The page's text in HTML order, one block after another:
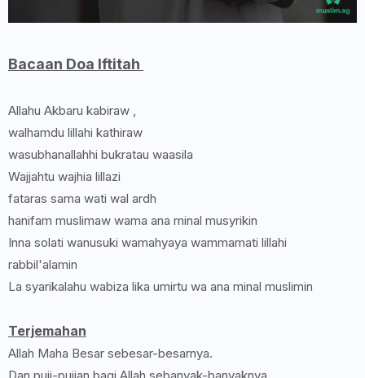
Bacaan Doa Iftitah
Allahu Akbaru kabiraw ,
walhamdu lillahi kathiraw
wasubhanallahhi bukratau waasila
Wajjahtu wajhia lillazi
fataras sama wati wal ardh
hanifam muslimaw wama ana minal musyrikin
Inna solati wanusuki wamahyaya wammamati lillahi
rabbil'alamin
La syarikalahu wabiza lika umirtu wa ana minal muslimin
Terjemahan
Allah Maha Besar sebesar-besarnya.